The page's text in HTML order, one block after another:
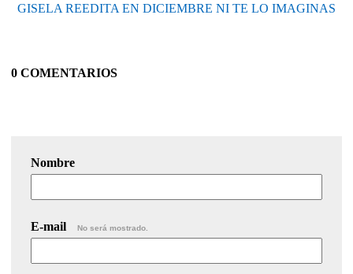
GISELA REEDITA EN DICIEMBRE NI TE LO IMAGINAS
0 COMENTARIOS
Nombre
E-mail No será mostrado.